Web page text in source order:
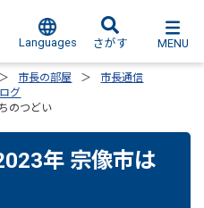
Languages さがす MENU
市長の部屋
市長通信
グ
のつどい
年 宗像市は